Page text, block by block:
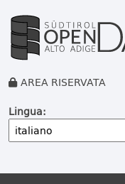
AREA RISERVATA
Lingua